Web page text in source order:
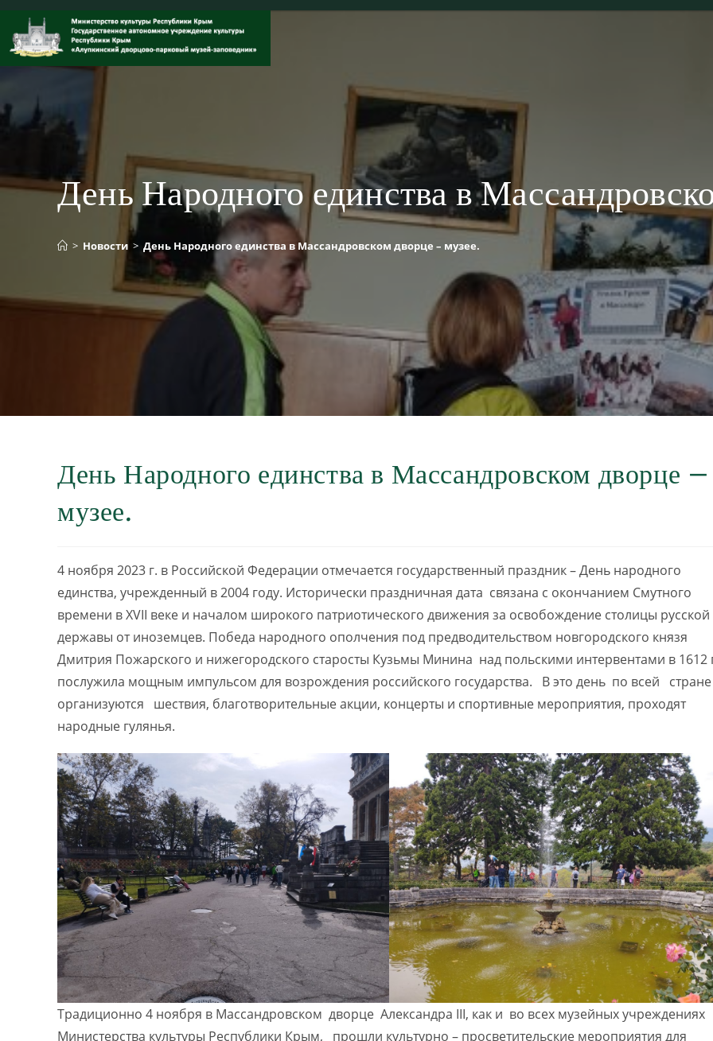
содержимому
День Народного единства в
> Новости > День Народного единства в Массандровском дворце – музее.
День Народного единства в Массандровском дворце –
музее.
4 ноября 2023 г. в Российской Федерации отмечается государственный праздник – День народного
единства, учрежденный в 2004 году. Исторически праздничная дата связана с окончанием Смутного
времени в XVII веке и началом широкого патриотического движения за освобождение столицы русской
державы от иноземцев. Победа народного ополчения под предводительством новгородского князя
Дмитрия Пожарского и нижегородского старосты Кузьмы Минина над польскими интервентами в 1612
послужила мощным импульсом для возрождения российского государства. В это день по всей стране
организуются шествия, благотворительные акции, концерты и спортивные мероприятия, проходят
народные гулянья.
Традиционно 4 ноября в Массандровском дворце Александра III, как и во всех музейных учреждениях
Министерства культуры Республики Крым, прошли культурно – просветительские мероприятия для